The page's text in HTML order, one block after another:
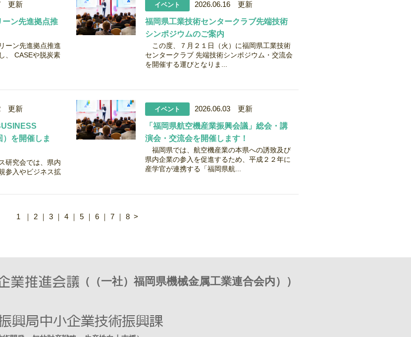
更新
ン先進拠点推
ーン先進拠点推進
、 CASEや脱炭素
イベント 2026.06.16 更新
福岡県工業技術センタークラブ先端技術
シンポジウムのご案内
この度、７月２１日（火）に福岡県工業技術
センタークラブ 先端技術シンポジウム・交流会
を開催する運びとなりま...
更新
を開催しま
研究会では、県内
参入やビジネス拡
イベント 2026.06.03 更新
「福岡県航空機産業振興会議」総会・講
演会・交流会を開催します！
福岡県では、航空機産業の本県への誘致及び
県内企業の参入を促進するため、平成２２年に
産学官が連携する「福岡県航...
1 ｜ 2 ｜ 3 ｜ 4 ｜ 5 ｜ 6 ｜ 7 ｜ 8 >
（（一社）福岡県機械金属工業連合会内））